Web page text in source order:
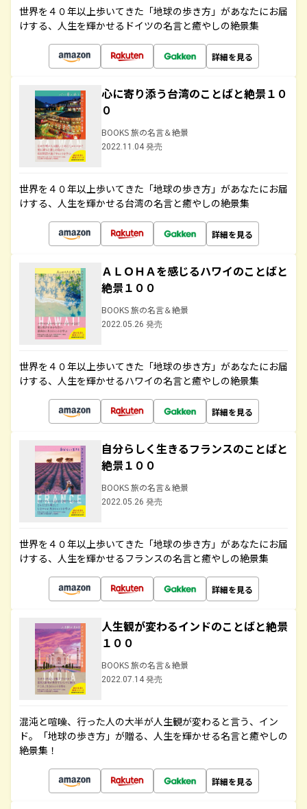
世界を４０年以上歩いてきた「地球の歩き方」があなたにお届
けする、人生を輝かせるドイツの名言と癒やしの絶景集
詳細を見る
心に寄り添う台湾のことばと絶景１０
０
BOOKS 旅の名言＆絶景
2022.11.04 発売
世界を４０年以上歩いてきた「地球の歩き方」があなたにお届
けする、人生を輝かせる台湾の名言と癒やしの絶景集
詳細を見る
ＡＬＯＨＡを感じるハワイのことばと
絶景１００
BOOKS 旅の名言＆絶景
2022.05.26 発売
世界を４０年以上歩いてきた「地球の歩き方」があなたにお届
けする、人生を輝かせるハワイの名言と癒やしの絶景集
詳細を見る
自分らしく生きるフランスのことばと
絶景１００
BOOKS 旅の名言＆絶景
2022.05.26 発売
世界を４０年以上歩いてきた「地球の歩き方」があなたにお届
けする、人生を輝かせるフランスの名言と癒やしの絶景集
詳細を見る
人生観が変わるインドのことばと絶景
１００
BOOKS 旅の名言＆絶景
2022.07.14 発売
混沌と喧噪、行った人の大半が人生観が変わると言う、イン
ド。「地球の歩き方」が贈る、人生を輝かせる名言と癒やしの
絶景集！
詳細を見る